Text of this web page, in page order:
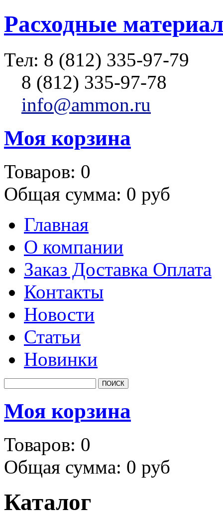
Расходные
Тел: 8 (812) 335-97-79
8 (812) 335-97-78
info@ammon.ru
Моя корзина
Товаров: 0
Общая сумма: 0 руб
Главная
О компании
Заказ Доставка Оплата
Контакты
Новости
Статьи
Новинки
Моя корзина
Товаров: 0
Общая сумма: 0 руб
Каталог